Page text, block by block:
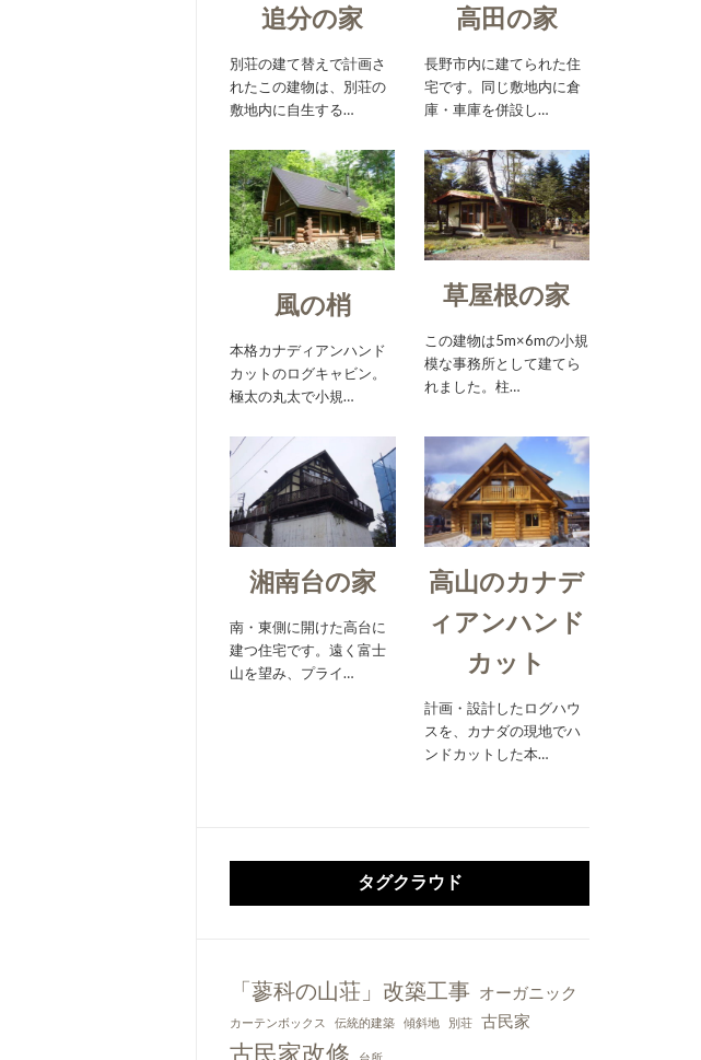
追分の家
別荘の建て替えで計画さ
れたこの建物は、別荘の
敷地内に自生する…
高田の家
長野市内に建てられた住
宅です。同じ敷地内に倉
庫・車庫を併設し…
風の梢
本格カナディアンハンド
カットのログキャビン。
極太の丸太で小規…
草屋根の家
この建物は5m×6mの小規
模な事務所として建てら
れました。柱…
湘南台の家
南・東側に開けた高台に
建つ住宅です。遠く富士
山を望み、プライ…
高山のカナデ
ィアンハンド
カット
計画・設計したログハウ
スを、カナダの現地でハ
ンドカットした本…
タグクラウド
「蓼科の山荘」改築工事 オーガニック
カーテンボックス 伝統的建築 傾斜地 別荘 古民家
古民家改修